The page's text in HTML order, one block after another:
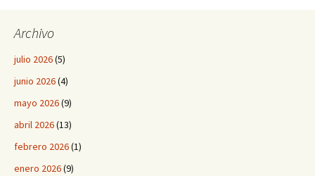
Archivo
julio 2026(5)
junio 2026(4)
mayo 2026(9)
abril 2026(13)
febrero 2026(1)
enero 2026(9)